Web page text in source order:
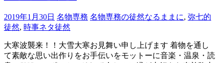
2019年1月30日 名物専務 名物専務の徒然なるままに, 弥七的
徒然, 時事ネタ徒然
大寒波襲来！！大雪大寒お見舞い申し上げます 着物を通し
て素敵な思い出作りをお手伝いをモットーに音楽・温泉・読